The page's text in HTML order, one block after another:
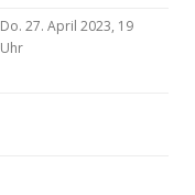
Do. 27. April 2023, 19
Uhr